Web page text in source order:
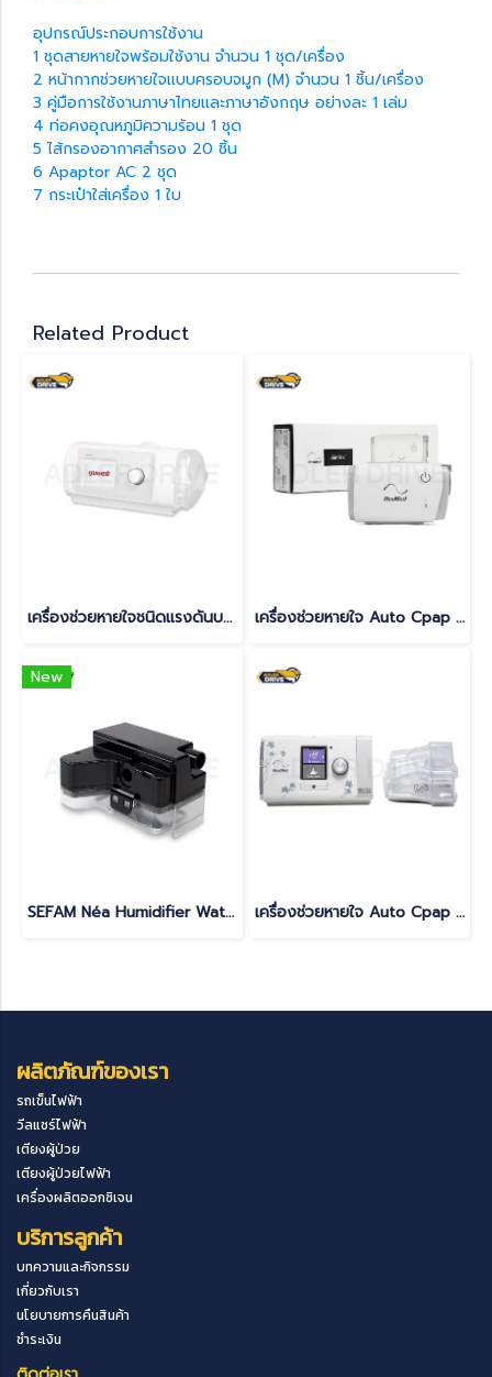
อุปกรณ์ประกอบการใช้งาน
1 ชุดสายหายใจพร้อมใช้งาน จำนวน 1 ชุด/เครื่อง
2 หน้ากากช่วยหายใจแบบครอบจมูก (M) จำนวน 1 ชิ้น/เครื่อง
3 คู่มือการใช้งานภาษาไทยและภาษาอังกฤษ อย่างละ 1 เล่ม
4 ท่อคงอุณหภูมิความร้อน 1 ชุด
5 ไส้กรองอากาศสำรอง 20 ชิ้น
6 Apaptor AC 2 ชุด
7 กระเป๋าใส่เครื่อง 1 ใบ
Related Product
เครื่องช่วยหายใจชนิดแรงดันบวกต่อเนื่อง แบบปรับแรงดันอัตโนมัติ (Auto CPAP) Yuwell รุ่น YH-480 Option Heated Tube ท่อคงความร้อน รับประกันศูนย์ไทย 3 ปี(copy) เครื่องช่วยหายใจ Auto Cpap แบบพกพา ยี่ห้อ ResMed รุ่น AirMini ลดการนอนกรน หยุดหายใจขณะหลับ รับประกันศูนย์ไทย 3 ปี
New
SEFAM Néa Humidifier Water Chamber for Heated Humidifier เครื่องช่วยหายใจ Auto Cpap แบบพกพา ยี่ห้อ ResMed รุ่น AirMini ลดการนอนกรน หยุดหายใจขณะหลับ รับประกันศูนย์ไทย 3 ปี(copy)
ผลิตภัณฑ์ของเรา
รถเข็นไฟฟ้า
วีลแชร์ไฟฟ้า
เตียงผู้ป่วย
เตียงผู้ป่วยไฟฟ้า
เครื่องผลิตออกซิเจน
บริการลูกค้า
บทความและกิจกรรม
เกี่ยวกับเรา
นโยบายการคืนสินค้า
ชำระเงิน